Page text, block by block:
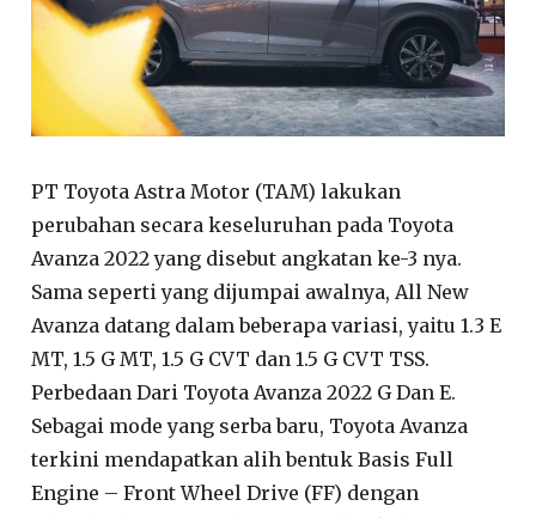
PT Toyota Astra Motor (TAM) lakukan
perubahan secara keseluruhan pada Toyota
Avanza 2022 yang disebut angkatan ke-3 nya.
Sama seperti yang dijumpai awalnya, All New
Avanza datang dalam beberapa variasi, yaitu 1.3 E
MT, 1.5 G MT, 1.5 G CVT dan 1.5 G CVT TSS.
Perbedaan Dari Toyota Avanza 2022 G Dan E.
Sebagai mode yang serba baru, Toyota Avanza
terkini mendapatkan alih bentuk Basis Full
Engine – Front Wheel Drive (FF) dengan